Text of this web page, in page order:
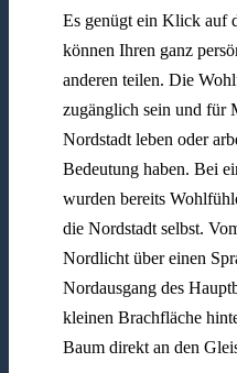
Es genügt ein Klick auf
können Ihren ganz
anderen teilen. Die
zugänglich sein und für
Nordstadt leben oder
Bedeutung haben. Bei
wurden bereits
die Nordstadt selbst.
Nordlicht über einen
Nordausgang des
kleinen Brachfläche
Baum direkt an den